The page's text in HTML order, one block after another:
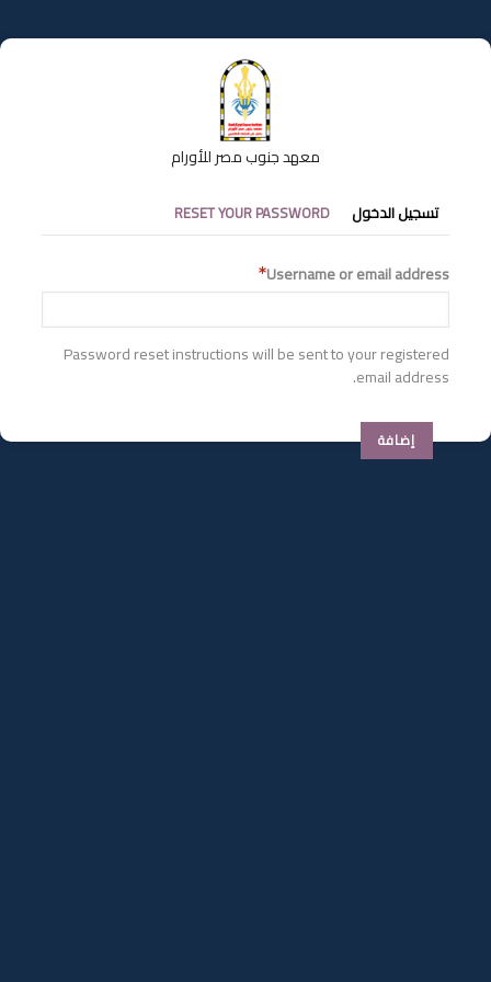
إلى
المحتوى
معهد جنوب مصر للأورام
التبويبات
الأساسية
تسجيل الدخول RESET YOUR PASSWORD
Username or email address
Password reset instructions will be sent to your registered
email address.